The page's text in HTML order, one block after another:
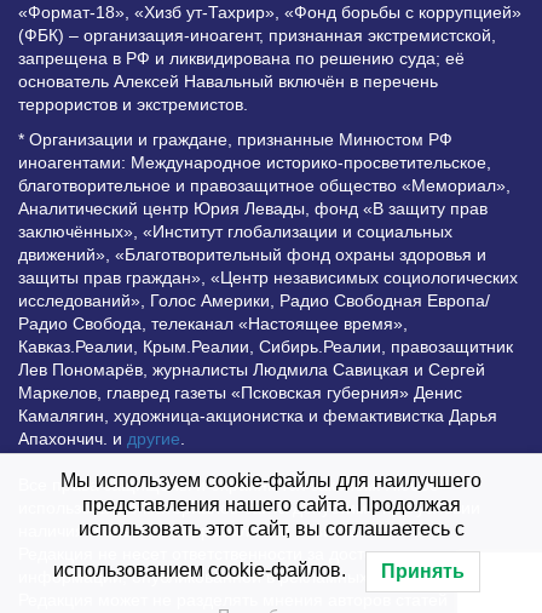
«Формат-18», «Хизб ут-Тахрир», «Фонд борьбы с коррупцией»
(ФБК) – организация-иноагент, признанная экстремистской,
запрещена в РФ и ликвидирована по решению суда; её
основатель Алексей Навальный включён в перечень
террористов и экстремистов.
* Организации и граждане, признанные Минюстом РФ
иноагентами: Международное историко-просветительское,
благотворительное и правозащитное общество «Мемориал»,
Аналитический центр Юрия Левады, фонд «В защиту прав
заключённых», «Институт глобализации и социальных
движений», «Благотворительный фонд охраны здоровья и
защиты прав граждан», «Центр независимых социологических
исследований», Голос Америки, Радио Свободная Европа/
Радио Свобода, телеканал «Настоящее время»,
Кавказ.Реалии, Крым.Реалии, Сибирь.Реалии, правозащитник
Лев Пономарёв, журналисты Людмила Савицкая и Сергей
Маркелов, главред газеты «Псковская губерния» Денис
Камалягин, художница-акционистка и фемактивистка Дарья
Апахончич. и другие
Все права защищены и охраняются законом. Любое
использование материалов сайта допустимо при условии
наличия активной гиперссылки на Vesti.UZ.
Редакция не несет ответственности за достоверность
информации, опубликованной в рекламных объявлениях.
Мы используем cookie-файлы для наилучшего
представления нашего сайта. Продолжая
использовать этот сайт, вы соглашаетесь с
использованием cookie-файлов. Принять